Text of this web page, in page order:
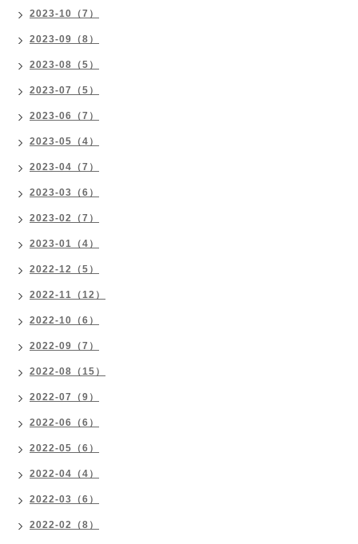
2023-10（7）
2023-09（8）
2023-08（5）
2023-07（5）
2023-06（7）
2023-05（4）
2023-04（7）
2023-03（6）
2023-02（7）
2023-01（4）
2022-12（5）
2022-11（12）
2022-10（6）
2022-09（7）
2022-08（15）
2022-07（9）
2022-06（6）
2022-05（6）
2022-04（4）
2022-03（6）
2022-02（8）